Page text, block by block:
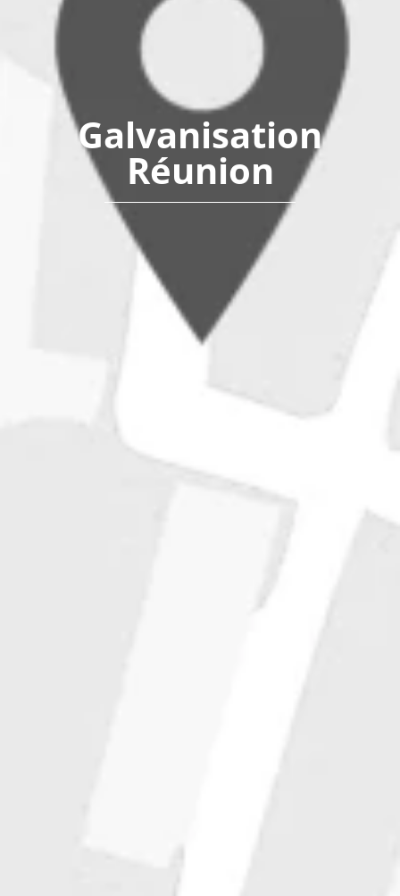
Galvanisation
Réunion